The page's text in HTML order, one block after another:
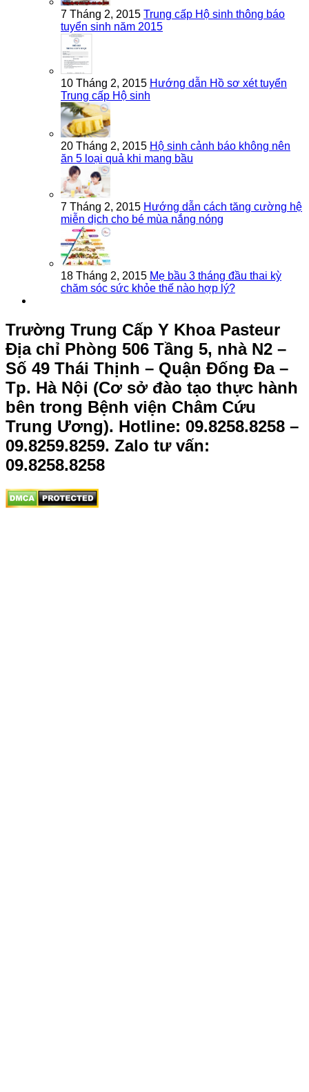
7 Tháng 2, 2015 Trung cấp Hộ sinh thông báo
tuyển sinh năm 2015
10 Tháng 2, 2015 Hướng dẫn Hồ sơ xét tuyển
Trung cấp Hộ sinh
20 Tháng 2, 2015 Hộ sinh cảnh báo không nên
ăn 5 loại quả khi mang bầu
7 Tháng 2, 2015 Hướng dẫn cách tăng cường hệ
miễn dịch cho bé mùa nắng nóng
18 Tháng 2, 2015 Mẹ bầu 3 tháng đầu thai kỳ
chăm sóc sức khỏe thế nào hợp lý?
Trường Trung Cấp Y Khoa Pasteur
Địa chỉ Phòng 506 Tầng 5, nhà N2 –
Số 49 Thái Thịnh – Quận Đống Đa –
Tp. Hà Nội (Cơ sở đào tạo thực hành
bên trong Bệnh viện Châm Cứu
Trung Ương). Hotline: 09.8258.8258 –
09.8259.8259. Zalo tư vấn:
09.8258.8258